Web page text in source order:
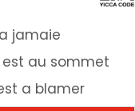
au sommet
blamer